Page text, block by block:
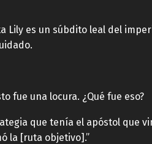
Lily es un súbdito leal del
fue una locura. ¿Qué fue eso?
que tenía el apóstol que
la [ruta objetivo].”